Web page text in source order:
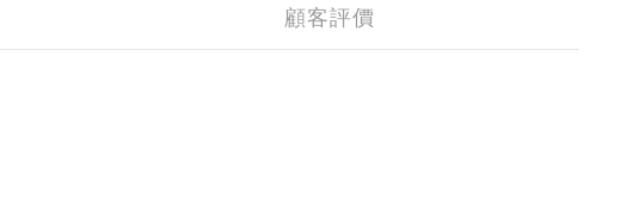
顧客評價